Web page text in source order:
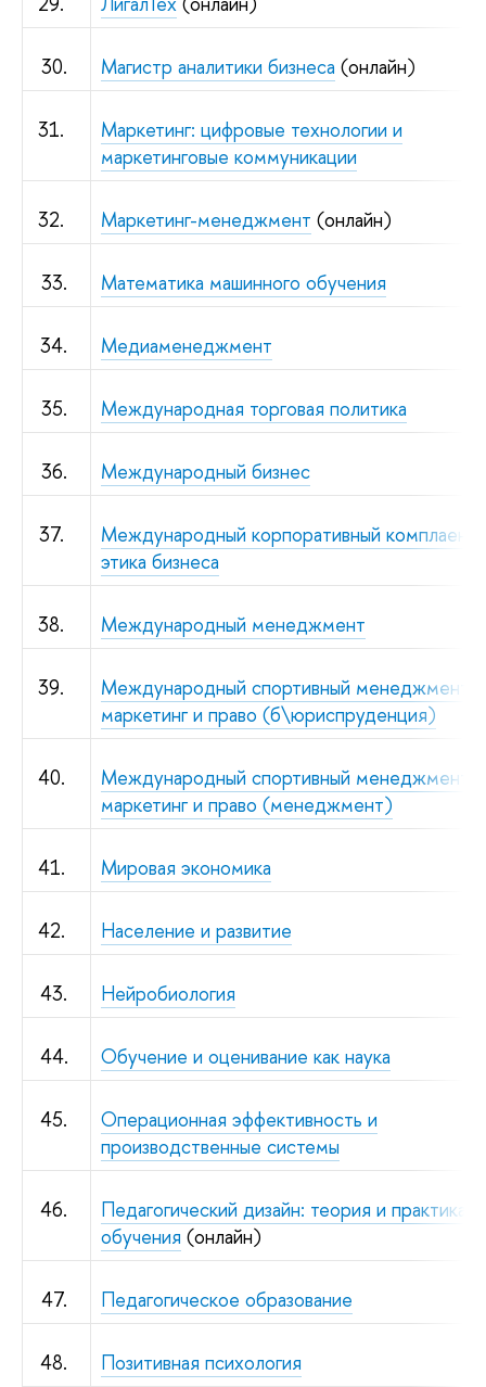
30. Магистр аналитики бизнеса (онлайн)
31.
Маркетинг: цифровые технологии и
маркетинговые коммуникации
32. Маркетинг-менеджмент (онлайн)
33. Математика машинного обучения
34. Медиаменеджмент
35. Международная торговая политика
36. Международный бизнес
37.
Международный корпоративный комплаенс
этика бизнеса
38. Международный менеджмент
39.
Международный спортивный менеджмент,
маркетинг и право (б\юриспруденция)
40.
Международный спортивный менеджмент,
маркетинг и право (менеджмент)
41. Мировая экономика
42. Население и развитие
43. Нейробиология
44. Обучение и оценивание как наука
45.
Операционная эффективность и
производственные системы
46.
Педагогический дизайн: теория и практика
обучения (онлайн)
47. Педагогическое образование
48. Позитивная психология